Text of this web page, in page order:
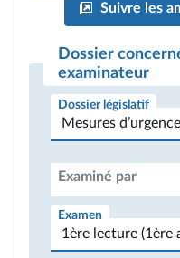
Suivre les
Dossier
examinateur
Dossier législatif
Examiné par
Examen